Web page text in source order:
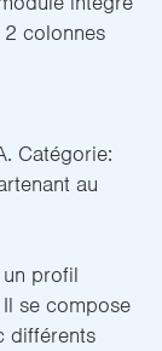
colonnes
Catégorie:
au
profil
se compose
différents